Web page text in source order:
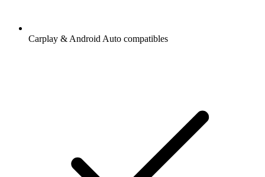
Carplay & Android Auto compatibles